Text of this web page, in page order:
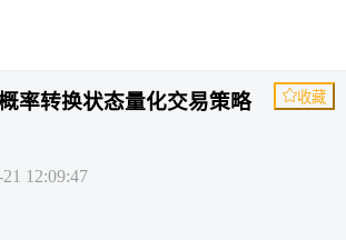
率转换状态量化交易策略 收藏
12:09:47